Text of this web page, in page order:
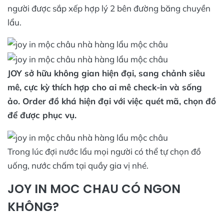
người được sắp xếp hợp lý 2 bên đường băng chuyền
lẩu.
JOY sở hữu không gian hiện đại, sang chảnh siêu
mê, cực kỳ thích hợp cho ai mê check-in và sống
ảo. Order đồ khá hiện đại với việc quét mã, chọn đồ
để được phục vụ.
Trong lúc đợi nước lẩu mọi người có thể tự chọn đồ
uống, nước chấm tại quầy gia vị nhé.
JOY IN MOC CHAU CÓ NGON
KHÔNG?